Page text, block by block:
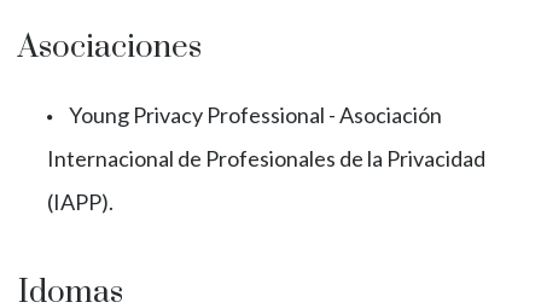
Asociaciones
Young Privacy Professional - Asociación
Internacional de Profesionales de la Privacidad
(IAPP).
Idomas